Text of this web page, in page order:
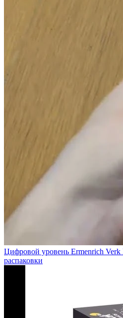
Цифровой уровень Ermenrich Verk
распаковки